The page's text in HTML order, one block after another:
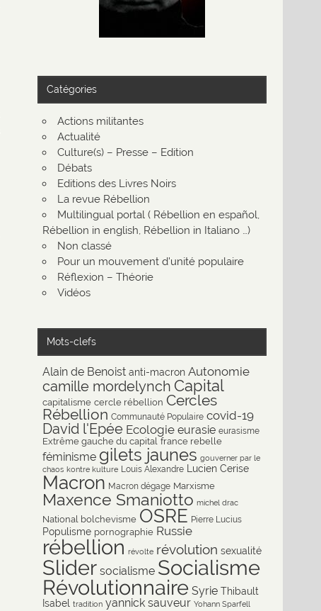
Catégories
Actions militantes
Actualité
Culture(s) – Presse – Edition
Débats
Editions des Livres Noirs
La revue Rébellion
Multilingual portal ( Rébellion en español,
Rébellion in english, Rébellion in Italiano …)
Non classé
Pour un mouvement d'unité populaire
Réflexion – Théorie
Vidéos
Mots-clefs
Alain de Benoist anti-macron Autonomie
camille mordelynch Capital
capitalisme cercle rébellion Cercles
Rébellion Communauté Populaire covid-19
David l'Epée Ecologie eurasie eurasisme
Extrême gauche du capital france rebelle
féminisme gilets jaunes gouverner par le
chaos kontre kulture Louis Alexandre Lucien Cerise
Macron Macron dégage Marxisme
Maxence Smaniotto michel drac
National bolchevisme OSRE Pierre Lucius
Populisme pornographie Russie
rébellion révolte révolution sexualité
Slider socialisme Socialisme
Révolutionnaire Syrie Thibault
Isabel tradition yannick sauveur Yohann Sparfell